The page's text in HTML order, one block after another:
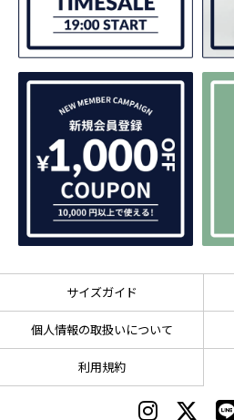
サイズガイド
個人情報の取扱いについて
利用規約